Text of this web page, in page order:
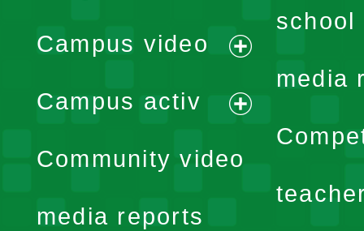
school
media
Campus video
expand
menu
Campus activ
expand
Community video
media reports